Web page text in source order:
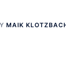
MAIK